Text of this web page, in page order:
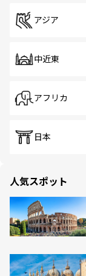
アジア
中近東
アフリカ
日本
人気スポット